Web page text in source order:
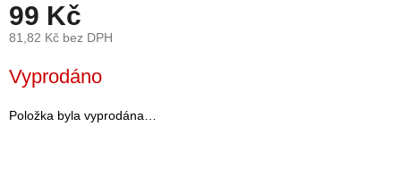
Novinky
Prodejny
Přihlášení
99 Kč
81,82 Kč bez DPH
cena:
Vyprodáno
Položka byla vyprodána…